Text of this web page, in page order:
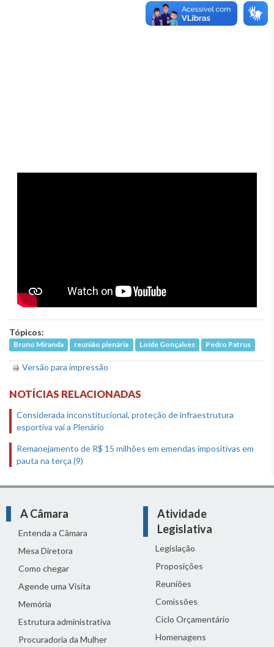
Tópicos:
Bruno Miranda reunião plenária Loíde Gonçalves Pedro Patrus
Versão para impressão
NOTÍCIAS RELACIONADAS
Considerada inconstitucional, proteção de infraestrutura
esportiva vai a Plenário
Remanejamento de R$ 15 milhões em emendas impositivas em
pauta na terça (9)
A Câmara
Entenda a Câmara
Mesa Diretora
Como chegar
Agende uma Visita
Memória
Estrutura administrativa
Procuradoria da Mulher
Atividade
Legislativa
Legislação
Proposições
Reuniões
Comissões
Ciclo Orçamentário
Homenagens